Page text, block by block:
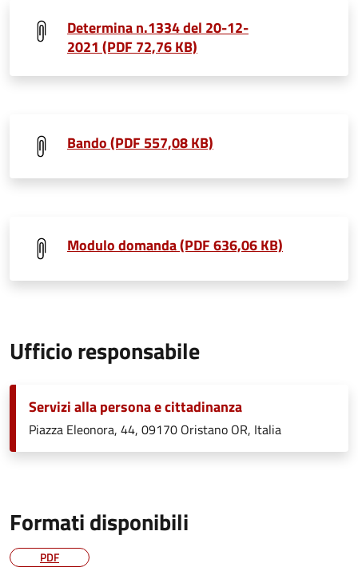
Determina n.1334 del 20-12-
2021 (PDF 72,76 KB)
Bando (PDF 557,08 KB)
Modulo domanda (PDF 636,06 KB)
Ufficio responsabile
Servizi alla persona e cittadinanza
Piazza Eleonora, 44, 09170 Oristano OR, Italia
Formati disponibili
PDF